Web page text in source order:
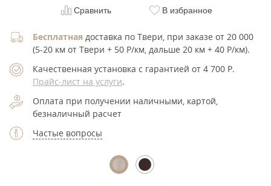
Сравнить В избранное
Бесплатная доставка по Твери, при заказе от 20 000
(5-20 км от Твери + 50 Р/км, дальше 20 км + 40 Р/км).
Качественная установка с гарантией от 4 700 Р.
Прайс-лист на услуги.
Оплата при получении наличными, картой,
безналичный расчет
Частые вопросы